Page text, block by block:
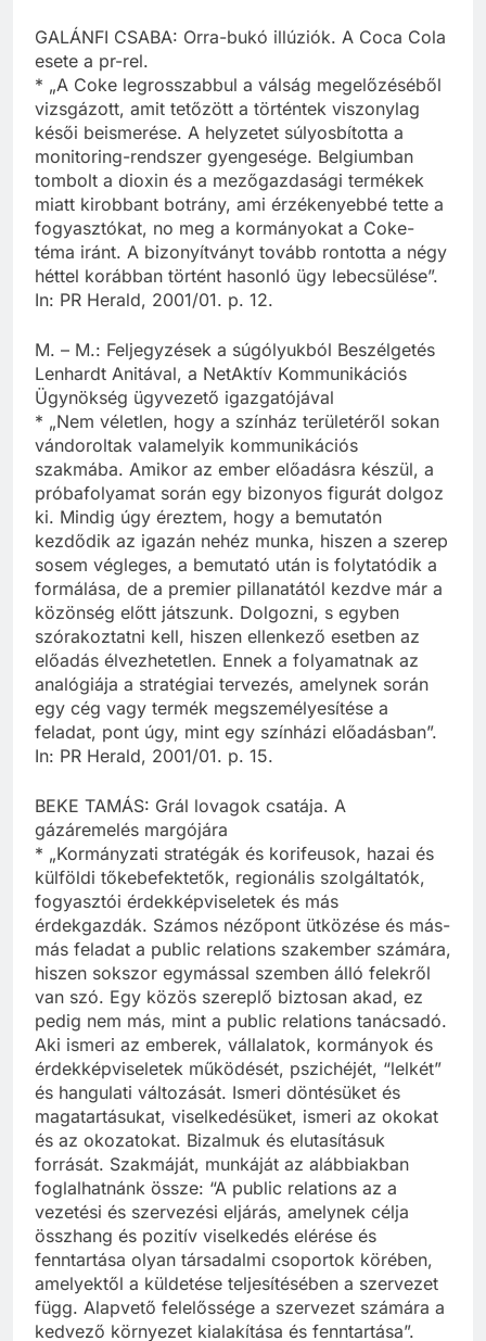
GALÁNFI CSABA: Orra-bukó illúziók. A Coca Cola
esete a pr-rel.
* „A Coke legrosszabbul a válság megelőzéséből
vizsgázott, amit tetőzött a történtek viszonylag
késői beismerése. A helyzetet súlyosbította a
monitoring-rendszer gyengesége. Belgiumban
tombolt a dioxin és a mezőgazdasági termékek
miatt kirobbant botrány, ami érzékenyebbé tette a
fogyasztókat, no meg a kormányokat a Coke-
téma iránt. A bizonyítványt tovább rontotta a négy
héttel korábban történt hasonló ügy lebecsülése”.
In: PR Herald, 2001/01. p. 12.
M. – M.: Feljegyzések a súgólyukból Beszélgetés
Lenhardt Anitával, a NetAktív Kommunikációs
Ügynökség ügyvezető igazgatójával
* „Nem véletlen, hogy a színház területéről sokan
vándoroltak valamelyik kommunikációs
szakmába. Amikor az ember előadásra készül, a
próbafolyamat során egy bizonyos figurát dolgoz
ki. Mindig úgy éreztem, hogy a bemutatón
kezdődik az igazán nehéz munka, hiszen a szerep
sosem végleges, a bemutató után is folytatódik a
formálása, de a premier pillanatától kezdve már a
közönség előtt játszunk. Dolgozni, s egyben
szórakoztatni kell, hiszen ellenkező esetben az
előadás élvezhetetlen. Ennek a folyamatnak az
analógiája a stratégiai tervezés, amelynek során
egy cég vagy termék megszemélyesítése a
feladat, pont úgy, mint egy színházi előadásban”.
In: PR Herald, 2001/01. p. 15.
BEKE TAMÁS: Grál lovagok csatája. A
gázáremelés margójára
* „Kormányzati stratégák és korifeusok, hazai és
külföldi tőkebefektetők, regionális szolgáltatók,
fogyasztói érdekképviseletek és más
érdekgazdák. Számos nézőpont ütközése és más-
más feladat a public relations szakember számára,
hiszen sokszor egymással szemben álló felekről
van szó. Egy közös szereplő biztosan akad, ez
pedig nem más, mint a public relations tanácsadó.
Aki ismeri az emberek, vállalatok, kormányok és
érdekképviseletek működését, pszichéjét, “lelkét”
és hangulati változását. Ismeri döntésüket és
magatartásukat, viselkedésüket, ismeri az okokat
és az okozatokat. Bizalmuk és elutasításuk
forrását. Szakmáját, munkáját az alábbiakban
foglalhatnánk össze: “A public relations az a
vezetési és szervezési eljárás, amelynek célja
összhang és pozitív viselkedés elérése és
fenntartása olyan társadalmi csoportok körében,
amelyektől a küldetése teljesítésében a szervezet
függ. Alapvető felelőssége a szervezet számára a
kedvező környezet kialakítása és fenntartása”.